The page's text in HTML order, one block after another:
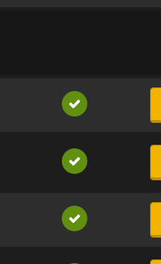
Disponible
Disponible
Disponible